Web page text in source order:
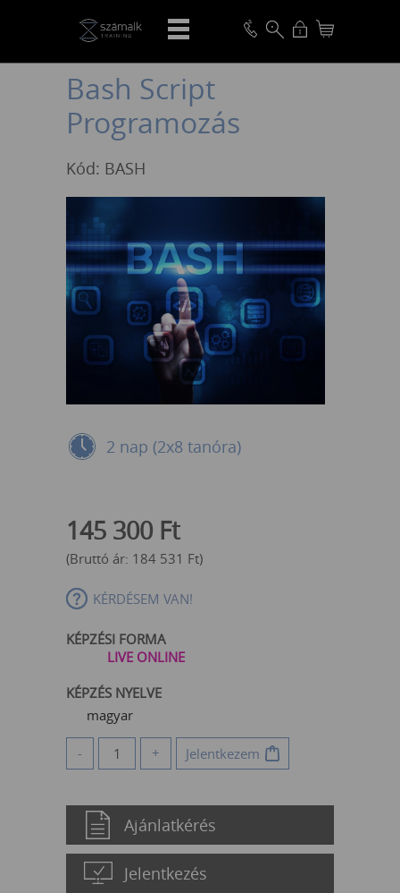
VISSZA
Bash Script
Programozás
Kód: BASH
2 nap (2x8 tanóra)
145 300 Ft
(Bruttó ár: 184 531 Ft)
KÉRDÉSEM VAN!
KÉPZÉSI FORMA
LIVE ONLINE
KÉPZÉS NYELVE
magyar
- + Jelentkezem
Ajánlatkérés
Jelentkezés